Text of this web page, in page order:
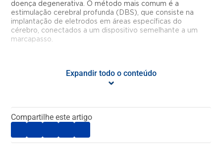
doença degenerativa. O método mais comum é a
estimulação cerebral profunda (DBS), que consiste na
implantação de eletrodos em áreas específicas do
cérebro, conectados a um dispositivo semelhante a um
marcapasso.
indicadas conforme o quadro clínico do paciente, como a
palidotomia e a talamotomia, que envolvem a realização
de lesões controladas em determinadas regiões do
Em geral, o tratamento cirúrgico para a doença de
Parkinson é recomendado quando os medicamentos não
Expandir todo o conteúdo
Compartilhe este artigo